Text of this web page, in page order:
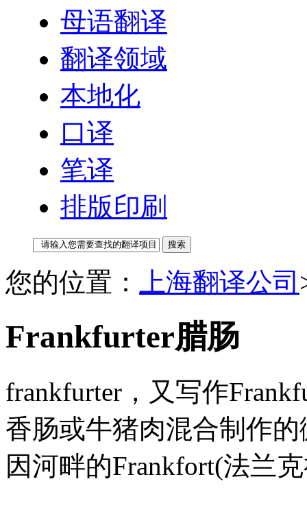
母语翻译
翻译领域
本地化
口译
笔译
排版印刷
您的位置： 上海翻译公司
Frankfurter腊肠
frankfurter，又写作
香肠或牛猪肉混合制作
因河畔的Frankfort(法兰